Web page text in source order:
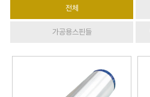
전체
가공용스핀들